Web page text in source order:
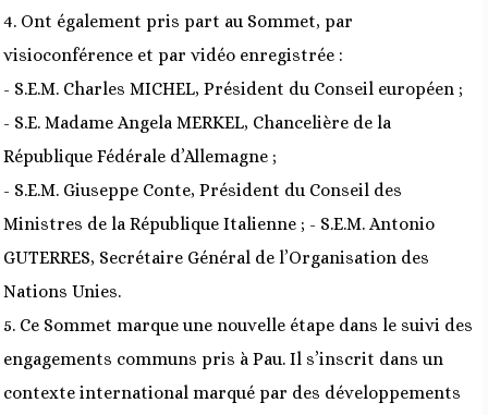
4. Ont également pris part au Sommet, par
visioconférence et par vidéo enregistrée :
- S.E.M. Charles MICHEL, Président du Conseil européen ;
- S.E. Madame Angela MERKEL, Chancelière de la
République Fédérale d’Allemagne ;
- S.E.M. Giuseppe Conte, Président du Conseil des
Ministres de la République Italienne ; - S.E.M. Antonio
GUTERRES, Secrétaire Général de l’Organisation des
Nations Unies.
5. Ce Sommet marque une nouvelle étape dans le suivi des
engagements communs pris à Pau. Il s’inscrit dans un
contexte international marqué par des développements